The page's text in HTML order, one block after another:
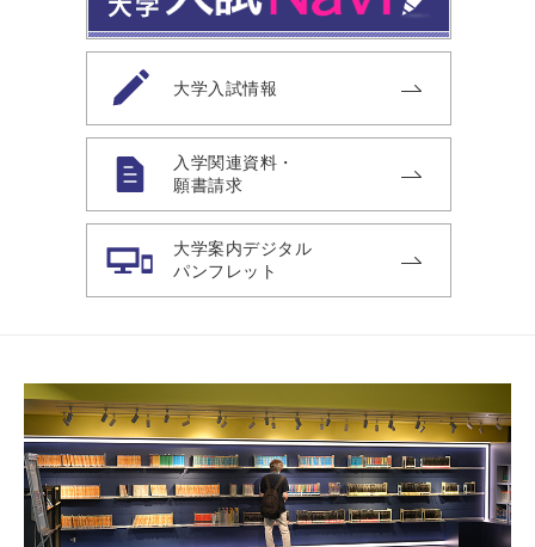
大学入試情報
入学関連資料・
願書請求
大学案内デジタル
パンフレット